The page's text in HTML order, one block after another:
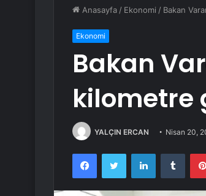
Anasayfa / Ekonomi / Bakan
Ekonomi
Bakan
kilometre
YALÇIN ERCAN Nisan 20,
FacebookTwitter LinkedIn